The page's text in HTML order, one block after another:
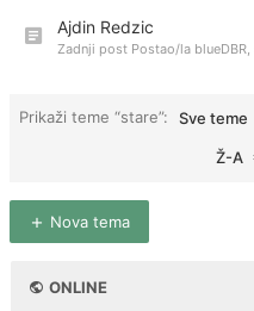
Ajdin Redzic
Zadnji post Postao/la blueDBR,
Prikaži teme “stare”: Sve teme
Ž-A
Nova tema
ONLINE